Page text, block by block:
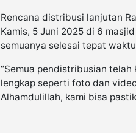
Rencana distribusi lanjutan
Kamis, 5 Juni 2025 di 6
semuanya selesai tepat
“Semua pendistribusian
lengkap seperti foto dan
Alhamdulillah, kami bisa